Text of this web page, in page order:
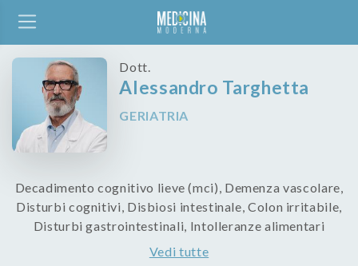
Dott.
Alessandro Targhetta
GERIATRIA
Decadimento cognitivo lieve (mci), Demenza vascolare,
Disturbi cognitivi, Disbiosi intestinale, Colon irritabile,
Disturbi gastrointestinali, Intolleranze alimentari
Vedi tutte